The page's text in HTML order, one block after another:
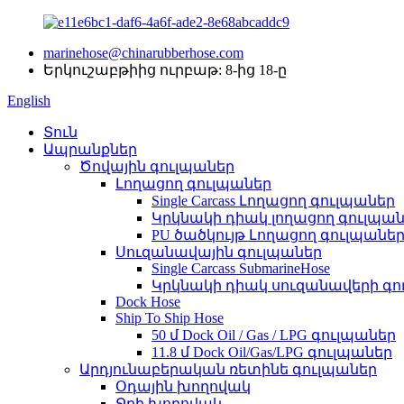
marinehose@chinarubberhose.com
Երկուշաբթիից ուրբաթ: 8-ից 18-ը
English
Տուն
Ապրանքներ
Ծովային գուլպաներ
Լողացող գուլպաներ
Single Carcass Լողացող գուլպաներ
Կրկնակի դիակ լողացող
PU ծածկույթ Լողացող գուլպաներ
Սուզանավային գուլպաներ
Single Carcass SubmarineHose
Կրկնակի դիակ սուզանավերի
Dock Hose
Ship To Ship Hose
50 մ Dock Oil / Gas / LPG գուլպաներ
11.8 մ Dock Oil/Gas/LPG գուլպաներ
Արդյունաբերական ռետինե գուլպաներ
Օդային խողովակ